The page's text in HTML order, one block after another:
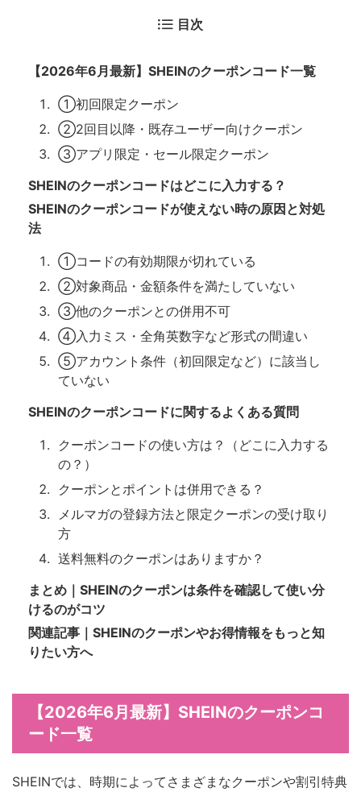
目次
【2026年6月最新】SHEINのクーポンコード一覧
①初回限定クーポン
②2回目以降・既存ユーザー向けクーポン
③アプリ限定・セール限定クーポン
SHEINのクーポンコードはどこに入力する？
SHEINのクーポンコードが使えない時の原因と対処
法
①コードの有効期限が切れている
②対象商品・金額条件を満たしていない
③他のクーポンとの併用不可
④入力ミス・全角英数字など形式の間違い
⑤アカウント条件（初回限定など）に該当し
ていない
SHEINのクーポンコードに関するよくある質問
クーポンコードの使い方は？（どこに入力する
の？）
クーポンとポイントは併用できる？
メルマガの登録方法と限定クーポンの受け取り
方
送料無料のクーポンはありますか？
まとめ｜SHEINのクーポンは条件を確認して使い分
けるのがコツ
関連記事｜SHEINのクーポンやお得情報をもっと知
りたい方へ
【2026年6月最新】SHEINのクーポンコ
ード一覧
SHEINでは、時期によってさまざまなクーポンや割引特典